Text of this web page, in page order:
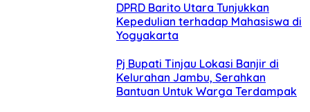
DPRD Barito Utara Tunjukkan
Kepedulian terhadap Mahasiswa di
Yogyakarta
Pj Bupati Tinjau Lokasi Banjir di
Kelurahan Jambu, Serahkan
Bantuan Untuk Warga Terdampak